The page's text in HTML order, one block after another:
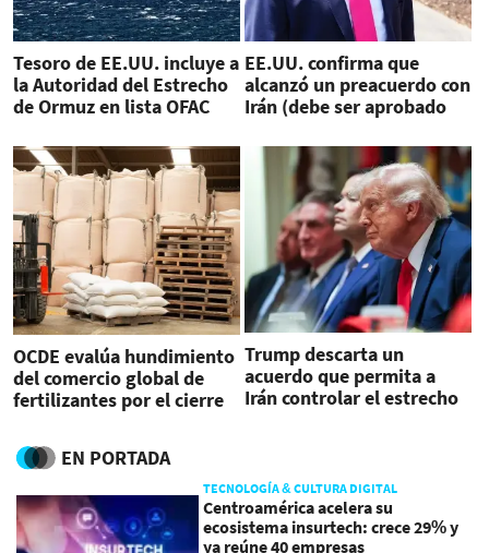
Tesoro de EE.UU. incluye a
la Autoridad del Estrecho
de Ormuz en lista OFAC
EE.UU. confirma que
alcanzó un preacuerdo con
Irán (debe ser aprobado
OCDE evalúa hundimiento
del comercio global de
fertilizantes por el cierre
Trump descarta un
acuerdo que permita a
Irán controlar el estrecho
EN PORTADA
TECNOLOGÍA & CULTURA DIGITAL
Centroamérica acelera su
ecosistema insurtech: crece 29% y
ya reúne 40 empresas